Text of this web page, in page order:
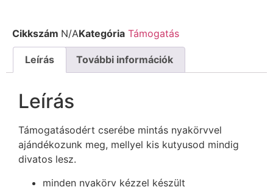
Cikkszám N/AKategória Támogatás
Leírás További információk
Leírás
Támogatásodért cserébe mintás nyakörvvel
ajándékozunk meg, mellyel kis kutyusod mindig
divatos lesz.
minden nyakörv kézzel készült